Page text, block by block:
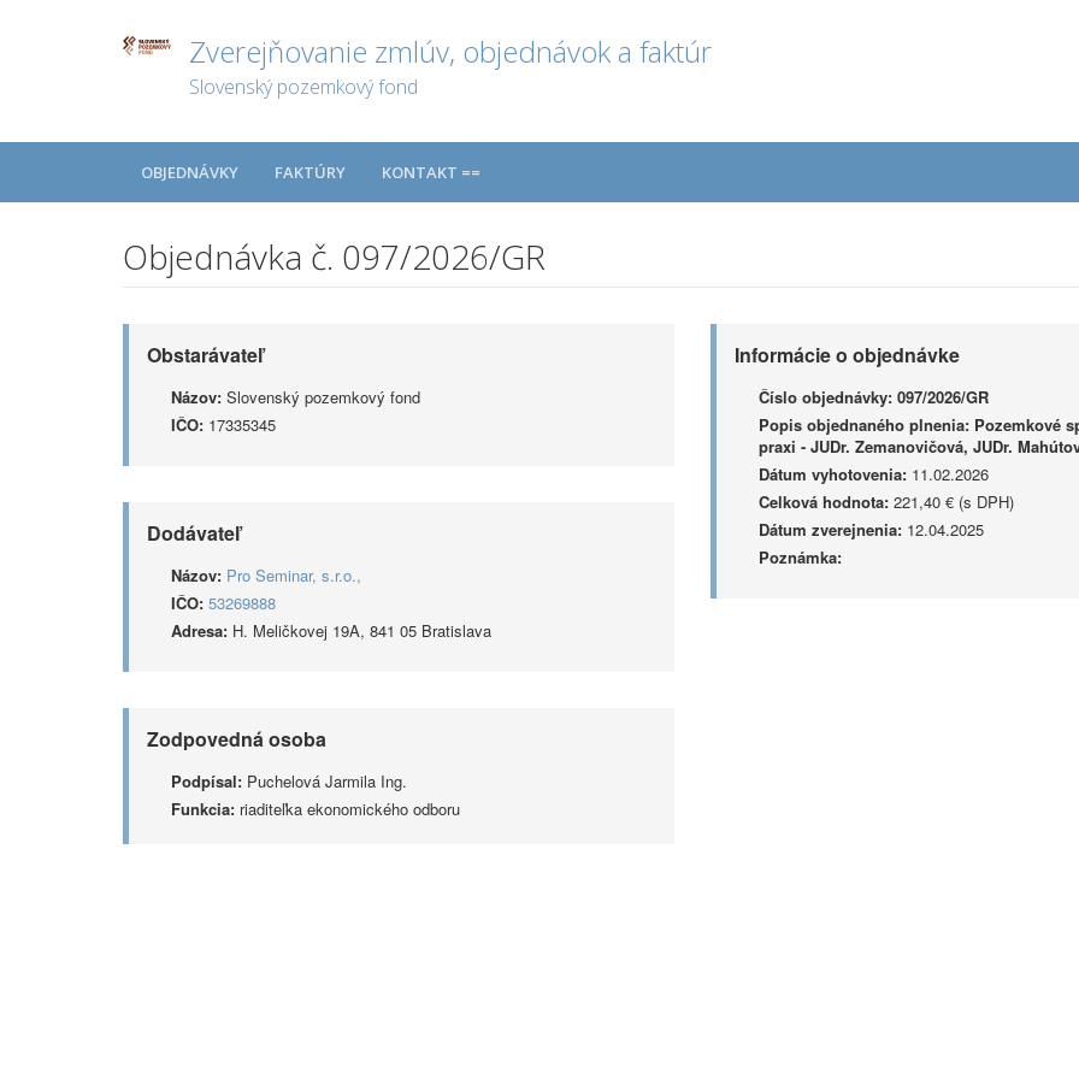
Zverejňovanie zmlúv, objednávok a faktúr
Slovenský pozemkový fond
OBJEDNÁVKY FAKTÚRY KONTAKT ==
Objednávka č. 097/2026/GR
Obstarávateľ
Názov: Slovenský pozemkový fond
IČO: 17335345
Dodávateľ
Názov: Pro Seminar, s.r.o.,
IČO: 53269888
Adresa: H. Meličkovej 19A, 841 05 Bratislava
Zodpovedná osoba
Podpísal: Puchelová Jarmila Ing.
Funkcia: riaditeľka ekonomického odboru
Informácie o objednávke
Číslo objednávky: 097/2026/GR
Popis objednaného plnenia: Pozemkové
praxi - JUDr. Zemanovičová, JUDr.
Dátum vyhotovenia:11.02.2026
Celková hodnota:221,40 € (s DPH)
Dátum zverejnenia:12.04.2025
Poznámka: